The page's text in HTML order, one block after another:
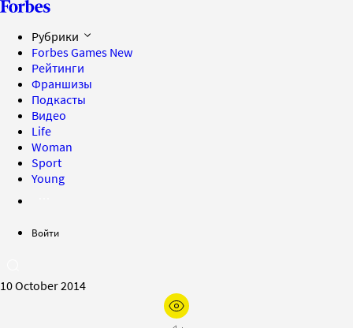
Рубрики
Forbes Games New
Рейтинги
Франшизы
Подкасты
Видео
Life
Woman
Sport
Young
Войти
10 October 2014